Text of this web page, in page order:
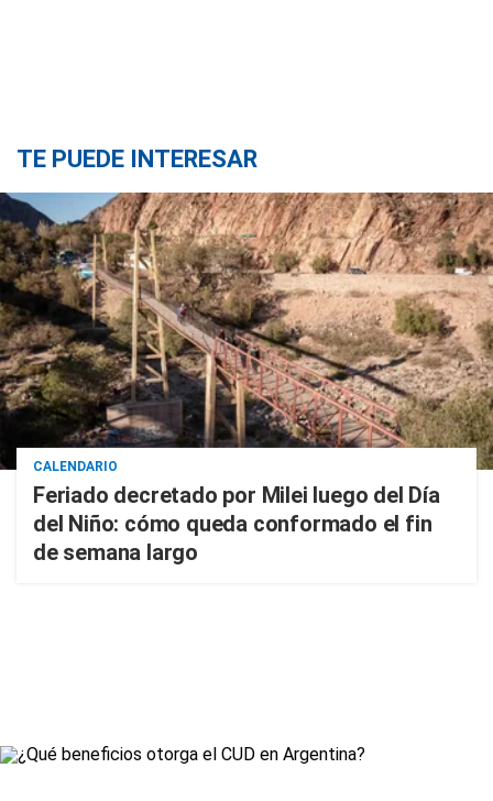
TE PUEDE INTERESAR
CALENDARIO
Feriado decretado por Milei luego del Día
del Niño: cómo queda conformado el fin
de semana largo